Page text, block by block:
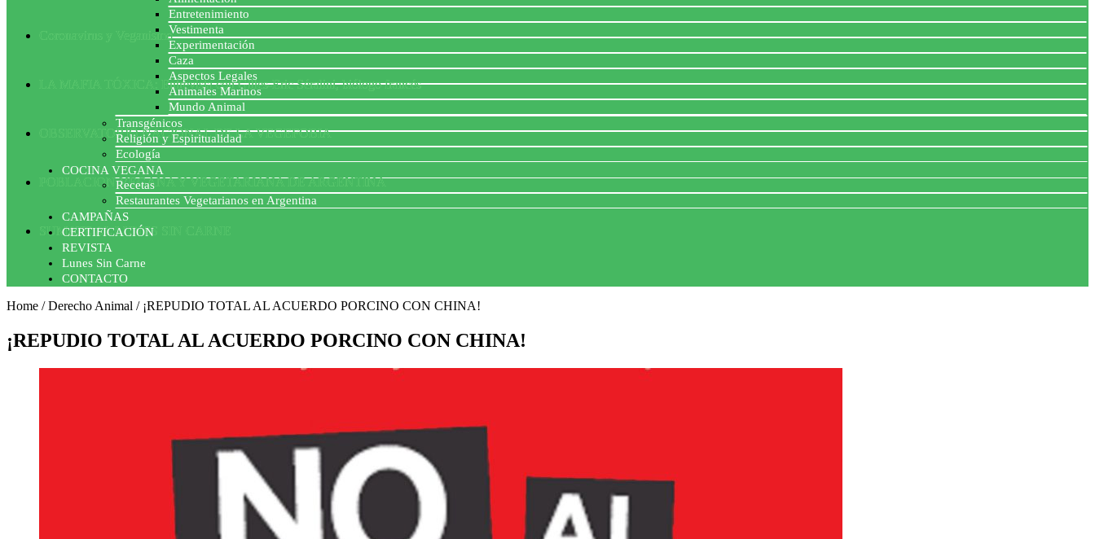
Coronavirus y Veganismo
LA MAFIA TÓXICA: Entrevista con Gilles-Eric Séralini, biólogo francés
OBSERVATORIO NACIONAL DE LA VEGEFOBIA
POBLACION VEGANA Y VEGETARIANA DE ARGENTINA
SUMATE AL LUNES SIN CARNE
Entretenimiento
Vestimenta
Experimentación
Caza
Aspectos Legales
Animales Marinos
Mundo Animal
Transgénicos
Religión y Espiritualidad
Ecología
COCINA VEGANA
Recetas
Restaurantes Vegetarianos en Argentina
CAMPAÑAS
CERTIFICACIÓN
REVISTA
Lunes Sin Carne
CONTACTO
Home /Derecho Animal / ¡REPUDIO TOTAL AL ACUERDO PORCINO CON CHINA!
¡REPUDIO TOTAL AL ACUERDO PORCINO CON CHINA!